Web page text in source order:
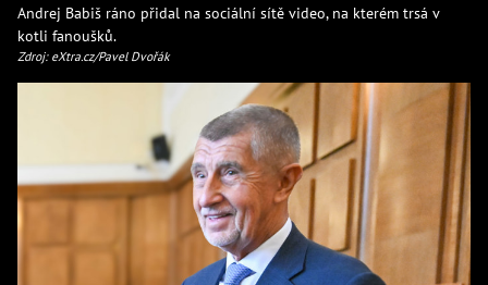
Andrej Babiš ráno přidal na sociální sítě video, na kterém trsá v
kotli fanoušků.
Zdroj: eXtra.cz/Pavel Dvořák